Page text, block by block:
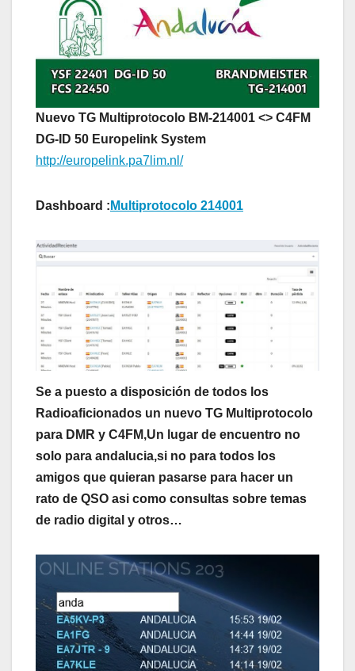
Nuevo TG Multiprotocolo BM-214001 <> C4FM
DG-ID 50 Europelink System
http://europelink.pa7lim.nl/
Dashboard : Multiprotocolo 214001
Se a puesto a disposición de todos los
Radioaficionados un nuevo TG Multiprotocolo
para DMR y C4FM,Un lugar de encuentro no
solo para andalucia,si no para todos los
amigos que quieran pasarse para hacer un
rato de QSO asi como consultas sobre temas
de radio digital y otros…